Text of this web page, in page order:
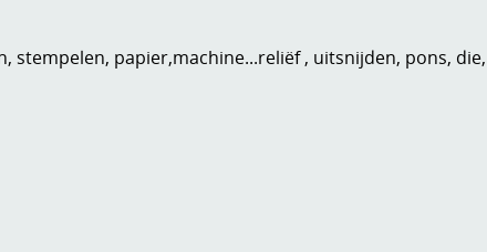
stempelen, papier,machine...reliëf , uitsnijden, pons,